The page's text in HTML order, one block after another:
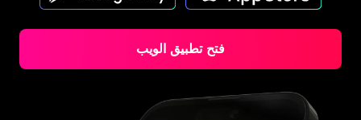
فتح تطبيق الويب